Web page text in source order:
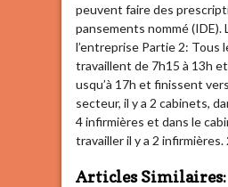
peuvent faire des
pansements nommé (IDE).
l’entreprise Partie 2: Tous
travaillent de 7h15 à 13h
usqu’à 17h et finissent
secteur, il y a 2 cabinets,
4 infirmières et dans le
travailler il y a 2 infirmières.
Articles Similaires: